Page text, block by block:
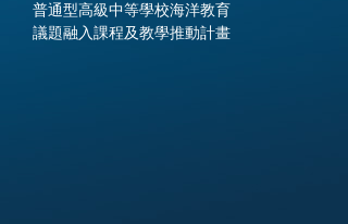
普通型高級中等學校海洋教育
議題融入課程及教學推動計畫